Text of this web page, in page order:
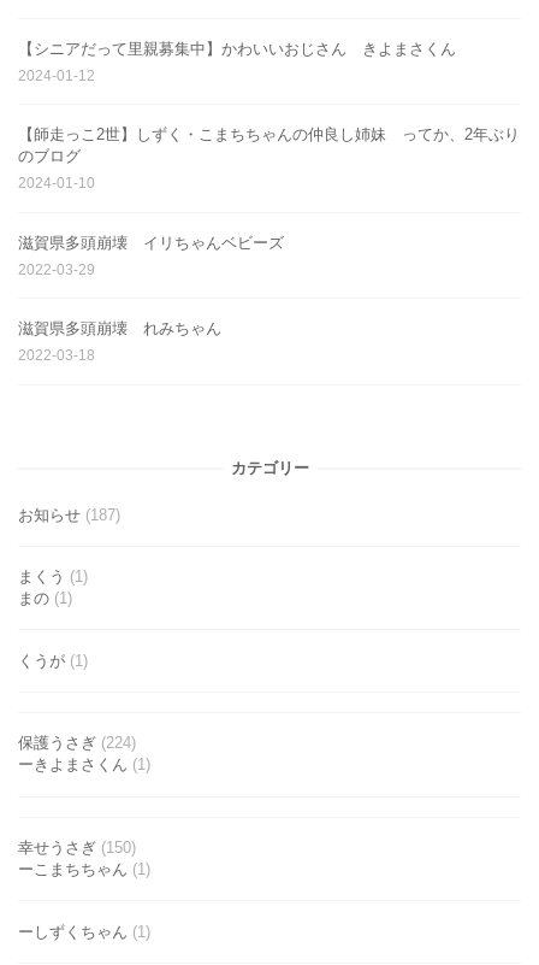
【シニアだって里親募集中】かわいいおじさん きよまさくん
2024-01-12
【師走っこ2世】しずく・こまちちゃんの仲良し姉妹 ってか、2年ぶり
のブログ
2024-01-10
滋賀県多頭崩壊 イリちゃんベビーズ
2022-03-29
滋賀県多頭崩壊 れみちゃん
2022-03-18
カテゴリー
お知らせ (187)
まくう (1)
まの (1)
くうが (1)
保護うさぎ (224)
ーきよまさくん (1)
幸せうさぎ (150)
ーこまちちゃん (1)
ーしずくちゃん (1)